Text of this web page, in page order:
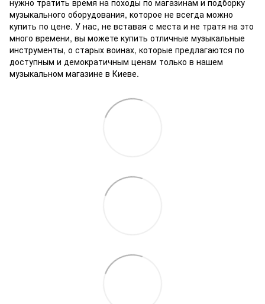
нужно тратить время на походы по магазинам и подборку
музыкального оборудования, которое не всегда можно
купить по цене. У нас, не вставая с места и не тратя на это
много времени, вы можете купить отличные музыкальные
инструменты, о старых воинах, которые предлагаются по
доступным и демократичным ценам только в нашем
музыкальном магазине в Киеве.